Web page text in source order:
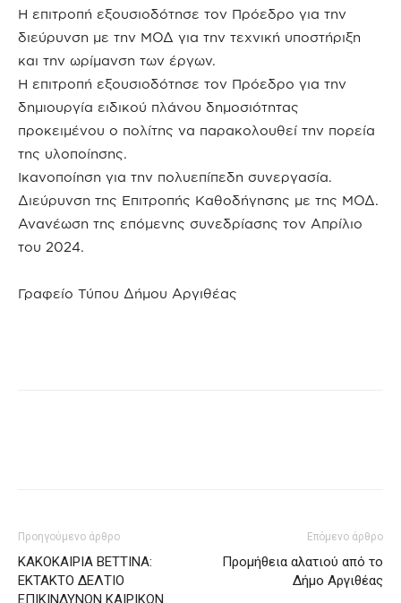
Η επιτροπή εξουσιοδότησε τον Πρόεδρο για την
διεύρυνση με την ΜΟΔ για την τεχνική υποστήριξη
και την ωρίμανση των έργων.
Η επιτροπή εξουσιοδότησε τον Πρόεδρο για την
δημιουργία ειδικού πλάνου δημοσιότητας
προκειμένου ο πολίτης να παρακολουθεί την πορεία
της υλοποίησης.
Ικανοποίηση για την πολυεπίπεδη συνεργασία.
Διεύρυνση της Επιτροπής Καθοδήγησης με της ΜΟΔ.
Ανανέωση της επόμενης συνεδρίασης τον Απρίλιο
του 2024.
Γραφείο Τύπου Δήμου Αργιθέας
Προηγούμενο άρθρο
ΚΑΚΟΚΑΙΡΙΑ BETTINA:
ΕΚΤΑΚΤΟ ΔΕΛΤΙΟ
ΕΠΙΚΙΝΔΥΝΩΝ ΚΑΙΡΙΚΩΝ
Επόμενο άρθρο
Προμήθεια αλατιού από το
Δήμο Αργιθέας